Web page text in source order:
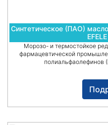
Синтетическое (ПАО)
Морозо- и термостойкое
фармацевтической
полиальфаолефинов